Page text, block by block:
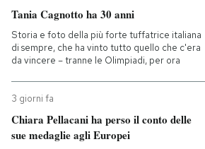
Tania Cagnotto ha 30 anni
Storia e foto della più forte tuffatrice italiana
di sempre, che ha vinto tutto quello che c'era
da vincere – tranne le Olimpiadi, per ora
3 giorni fa
Chiara Pellacani ha perso il conto delle
sue medaglie agli Europei